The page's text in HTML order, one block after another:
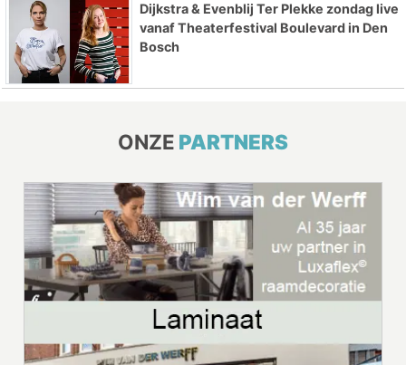
Dijkstra & Evenblij Ter Plekke zondag live
vanaf Theaterfestival Boulevard in Den
Bosch
ONZE PARTNERS